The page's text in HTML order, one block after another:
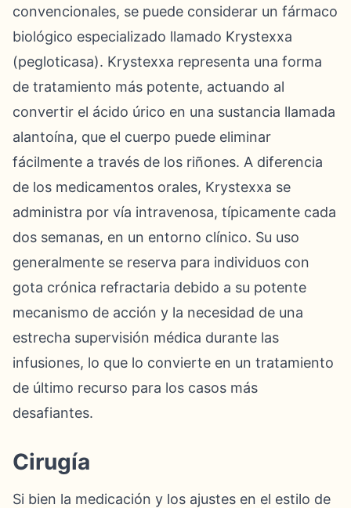
convencionales, se puede considerar un fármaco
biológico especializado llamado Krystexxa
(pegloticasa). Krystexxa representa una forma
de tratamiento más potente, actuando al
convertir el ácido úrico en una sustancia llamada
alantoína, que el cuerpo puede eliminar
fácilmente a través de los riñones. A diferencia
de los medicamentos orales, Krystexxa se
administra por vía intravenosa, típicamente cada
dos semanas, en un entorno clínico. Su uso
generalmente se reserva para individuos con
gota crónica refractaria debido a su potente
mecanismo de acción y la necesidad de una
estrecha supervisión médica durante las
infusiones, lo que lo convierte en un tratamiento
de último recurso para los casos más
desafiantes.
Cirugía
Si bien la medicación y los ajustes en el estilo de